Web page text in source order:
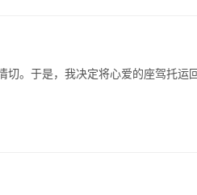
切。于是，我决定将心爱的座驾托运